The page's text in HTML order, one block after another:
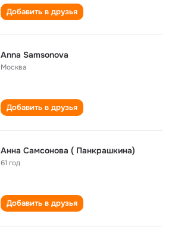
Добавить в друзья
Anna Samsonova
Москва
Добавить в друзья
Анна Самсонова ( Панкрашкина)
61 год
Добавить в друзья